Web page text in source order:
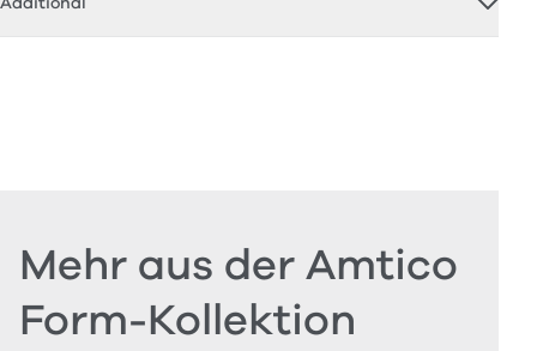
Mehr aus der Amtico
Form-Kollektion